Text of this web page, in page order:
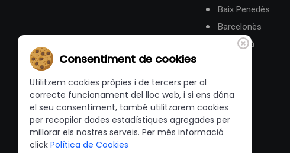
Baix Penedès
Barcelonès
Berguedà
Consentiment de cookies
Utilitzem cookies pròpies i de tercers per al
correcte funcionament del lloc web, i si ens dóna
el seu consentiment, també utilitzarem cookies
per recopilar dades estadístiques agregades per
millorar els nostres serveis. Per més informació
click Política de Cookies